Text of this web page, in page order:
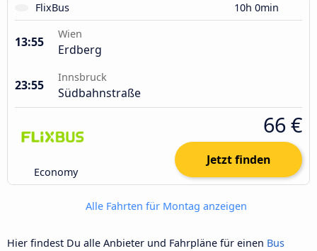
FlixBus 10h 0min
13:55
Wien
Erdberg
23:55
Innsbruck
Südbahnstraße
Economy
66 €
Jetzt finden
Alle Fahrten für Montag anzeigen
Hier findest Du alle Anbieter und Fahrpläne für einen Bus